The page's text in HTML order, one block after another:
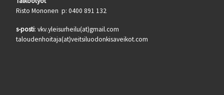
Risto Mononen p: 0400 891 132
s-posti: vkv.yleisurheilu(at)gmail.com
taloudenhoitaja(at)veitsiluodonkisaveikot.com